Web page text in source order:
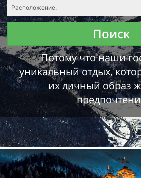
Поиск
Потому что наши
уникальный отдых,
их личный образ